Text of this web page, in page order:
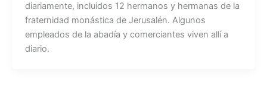
diariamente, incluidos 12 hermanos y hermanas de la
fraternidad monástica de Jerusalén. Algunos
empleados de la abadía y comerciantes viven allí a
diario.